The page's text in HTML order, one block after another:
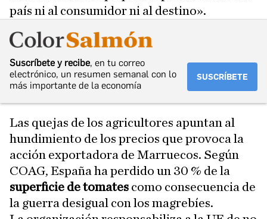
país ni al consumidor ni al destino».
Suscríbete y recibe, en tu correo
electrónico, un resumen semanal con lo
más importante de la economía
SUSCRÍBETE
Las quejas de los agricultores apuntan al
hundimiento de los precios que provoca la
acción exportadora de Marruecos. Según
COAG, España ha perdido un 30 % de la
superficie de tomates como consecuencia de
la guerra desigual con los magrebíes.